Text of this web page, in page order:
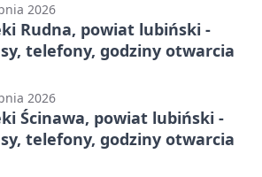
2026
Rudna, powiat lubiński -
telefony, godziny otwarcia
2026
Ścinawa, powiat lubiński -
telefony, godziny otwarcia